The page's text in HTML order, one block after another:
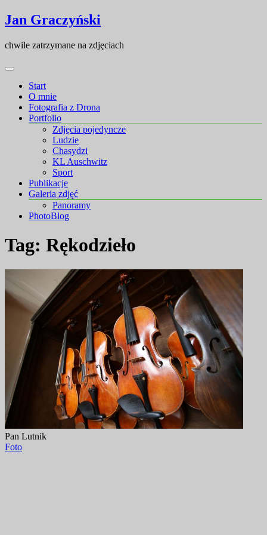
Skip
to
Skip
to
Jan Graczyński
chwile zatrzymane na zdjęciach
Start
O mnie
Fotografia z Drona
Portfolio
Zdjęcia pojedyncze
Ludzie
Chasydzi
KL Auschwitz
Sport
Publikacje
Galeria zdjęć
Panoramy
PhotoBlog
Tag: Rękodzieło
Pan Lutnik
Foto